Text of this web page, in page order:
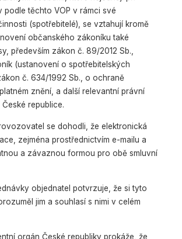
podle těchto VOP v rámci své
(spotřebitelé), se vztahují kromě
občanského zákoníku také
především zákon č. 89/2012 Sb.,
(ustanovení o spotřebitelských
č. 634/1992 Sb., o ochraně
znění, a další relevantní právní
republice.
se dohodli, že elektronická
zejména prostřednictvím e-mailu a
a závaznou formou pro obě smluvní
objednatel potvrzuje, že si tyto
jim a souhlasí s nimi v celém
orgán České republiky prokáže, že